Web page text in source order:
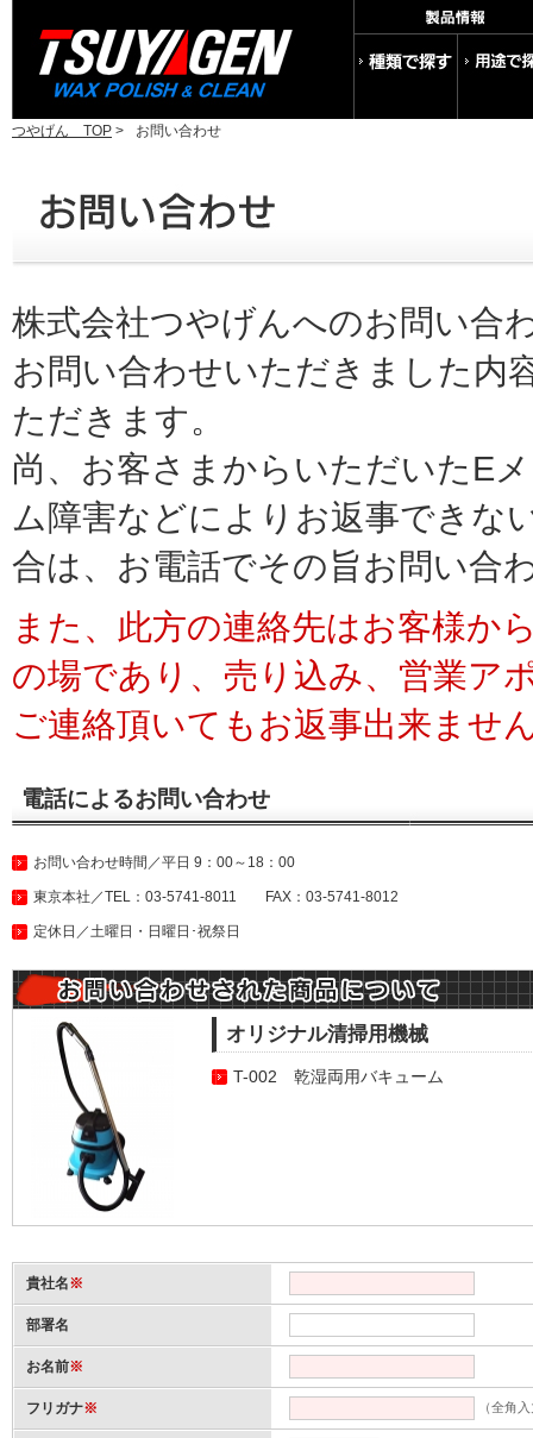
つやげん TOP > お問い合わせ
株式会社つやげんへのお問い合
お問い合わせいただきました内
ただきます。
尚、お客さまからいただいたE
ム障害などによりお返事できな
合は、お電話でその旨お問い合
また、此方の連絡先はお客様か
の場であり、売り込み、営業ア
ご連絡頂いてもお返事出来ませ
電話によるお問い合わせ
お問い合わせ時間／平日 9：00～18：00
東京本社／TEL：03-5741-8011 FAX：03-5741-8012
定休日／土曜日・日曜日･祝祭日
オリジナル清掃用機械
T-002 乾湿両用バキューム
貴社名※
部署名
お名前※
フリガナ※ （全角